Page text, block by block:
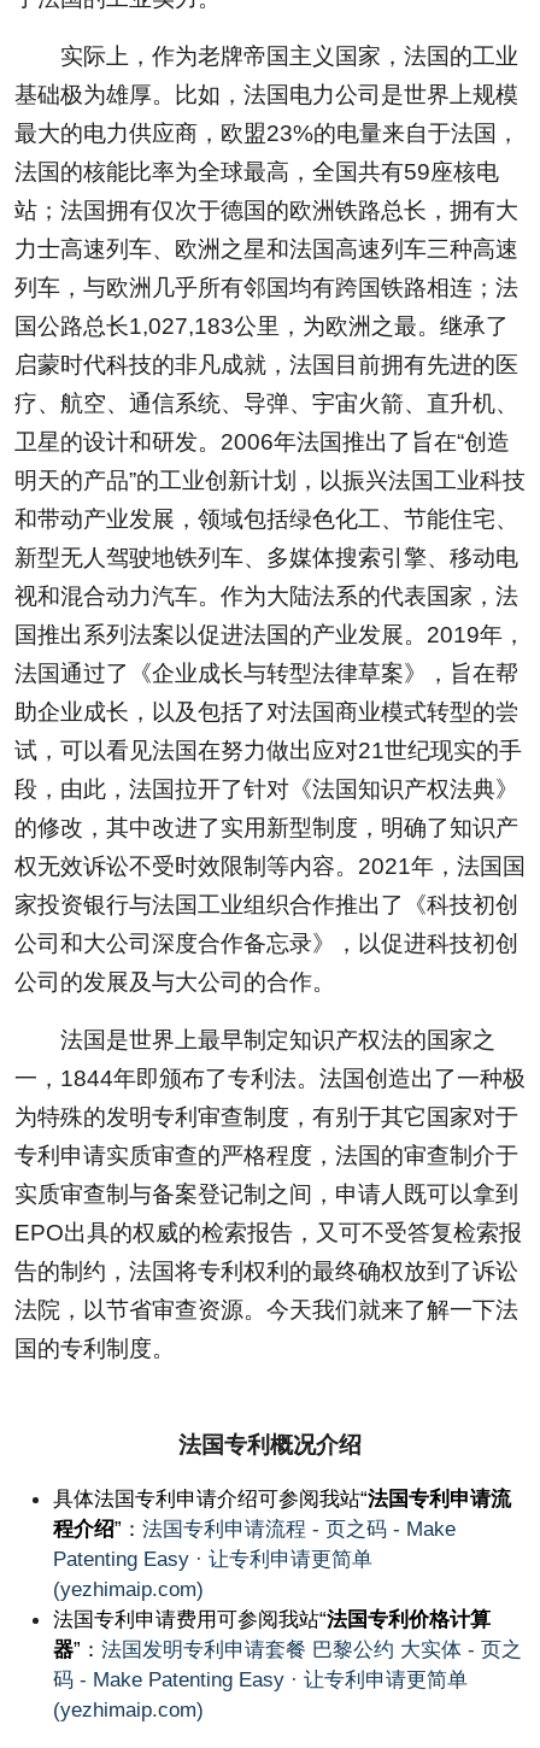
实际上，作为老牌帝国主义国家，法国的工业
基础极为雄厚。比如，法国电力公司是世界上规模
最大的电力供应商，欧盟23%的电量来自于法国，
法国的核能比率为全球最高，全国共有59座核电
站；法国拥有仅次于德国的欧洲铁路总长，拥有大
力士高速列车、欧洲之星和法国高速列车三种高速
列车，与欧洲几乎所有邻国均有跨国铁路相连；法
国公路总长1,027,183公里，为欧洲之最。继承了
启蒙时代科技的非凡成就，法国目前拥有先进的医
疗、航空、通信系统、导弹、宇宙火箭、直升机、
卫星的设计和研发。2006年法国推出了旨在“创造
明天的产品”的工业创新计划，以振兴法国工业科技
和带动产业发展，领域包括绿色化工、节能住宅、
新型无人驾驶地铁列车、多媒体搜索引擎、移动电
视和混合动力汽车。作为大陆法系的代表国家，法
国推出系列法案以促进法国的产业发展。2019年，
法国通过了《企业成长与转型法律草案》，旨在帮
助企业成长，以及包括了对法国商业模式转型的尝
试，可以看见法国在努力做出应对21世纪现实的手
段，由此，法国拉开了针对《法国知识产权法典》
的修改，其中改进了实用新型制度，明确了知识产
权无效诉讼不受时效限制等内容。2021年，法国国
家投资银行与法国工业组织合作推出了《科技初创
公司和大公司深度合作备忘录》，以促进科技初创
公司的发展及与大公司的合作。
法国是世界上最早制定知识产权法的国家之
一，1844年即颁布了专利法。法国创造出了一种极
为特殊的发明专利审查制度，有别于其它国家对于
专利申请实质审查的严格程度，法国的审查制介于
实质审查制与备案登记制之间，申请人既可以拿到
EPO出具的权威的检索报告，又可不受答复检索报
告的制约，法国将专利权利的最终确权放到了诉讼
法院，以节省审查资源。今天我们就来了解一下法
国的专利制度。
法国专利概况介绍
具体法国专利申请介绍可参阅我站“法国专利申请流
程介绍”： 法国专利申请流程 - 页之码 - Make
Patenting Easy · 让专利申请更简单
(yezhimaip.com)
法国专利申请费用可参阅我站“法国专利价格计算
器”： 法国发明专利申请套餐 巴黎公约 大实体 - 页之
码 - Make Patenting Easy · 让专利申请更简单
(yezhimaip.com)